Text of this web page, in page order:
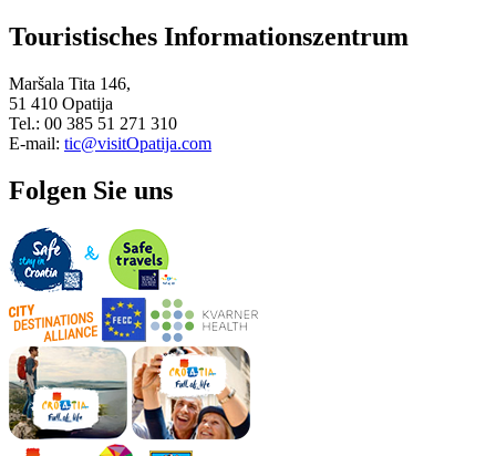
Touristisches Informationszentrum
Maršala Tita 146,
51 410 Opatija
Tel.: 00 385 51 271 310
E-mail: tic@visitOpatija.com
Folgen Sie uns